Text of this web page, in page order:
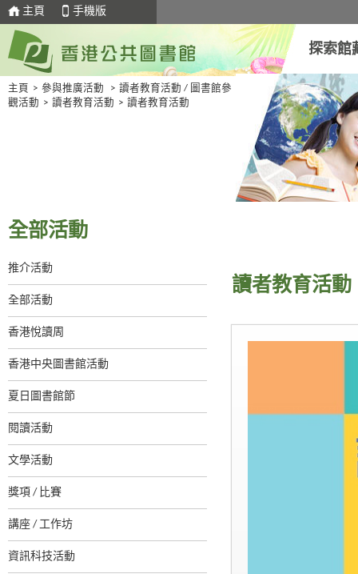
主頁 手機版
探索館
主頁 > 參與推廣活動 > 讀者教育活動 / 圖書館參
觀活動 > 讀者教育活動 > 讀者教育活動
全部活動
推介活動
全部活動
香港悅讀周
香港中央圖書館活動
夏日圖書館節
閱讀活動
文學活動
獎項 / 比賽
講座 / 工作坊
資訊科技活動
讀者教育活動